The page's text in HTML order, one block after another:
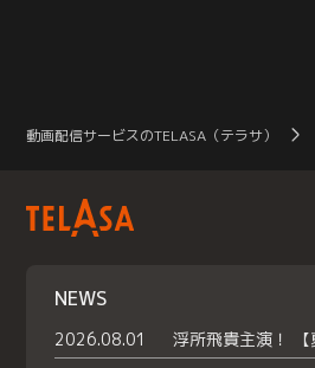
動画配信サービスのTELASA（テラサ）
NEWS
2026.08.01